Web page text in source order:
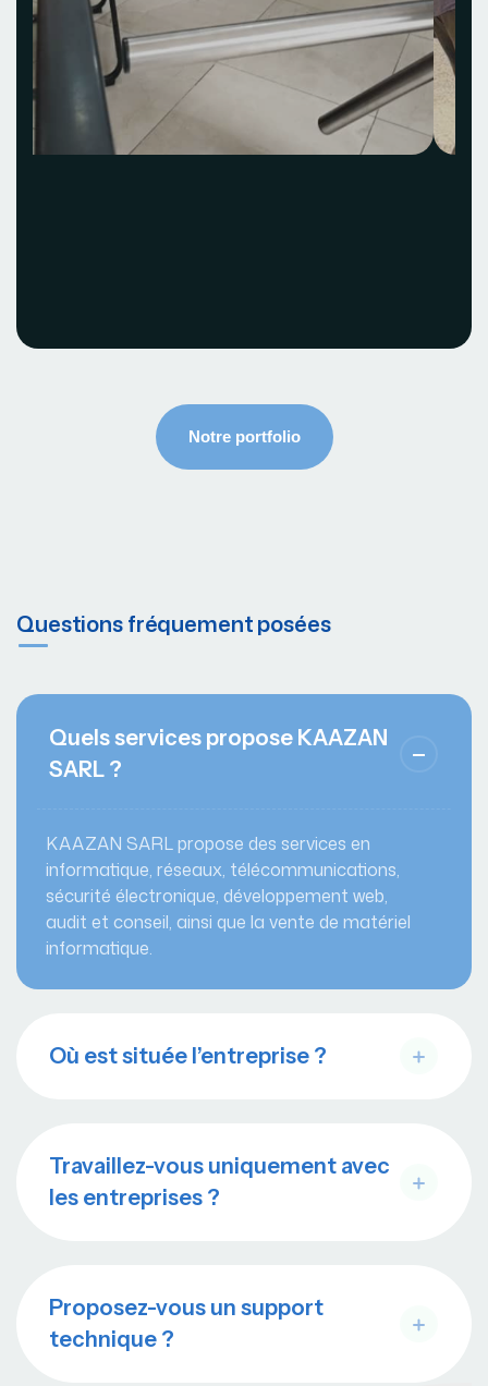
Voir le projet
Questions fréquement posées
Quels services propose KAAZAN
SARL ?
KAAZAN SARL propose des services en
informatique, réseaux, télécommunications,
sécurité électronique, développement web,
audit et conseil, ainsi que la vente de matériel
informatique.
Où est située l’entreprise ?
Travaillez-vous uniquement avec
les entreprises ?
Proposez-vous un support
technique ?